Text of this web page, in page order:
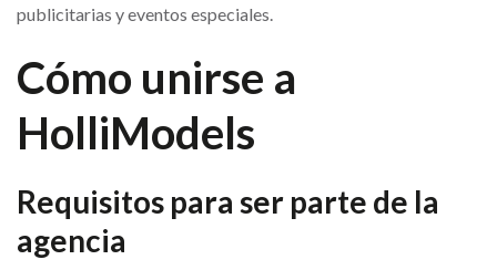
publicitarias y eventos especiales.
Cómo unirse a
HolliModels
Requisitos para ser parte de la
agencia